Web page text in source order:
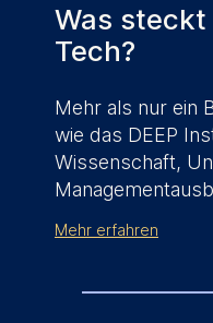
Was
Tech?
Mehr als nur ein
wie das DEEP
Wissenschaft,
Mehr erfahren